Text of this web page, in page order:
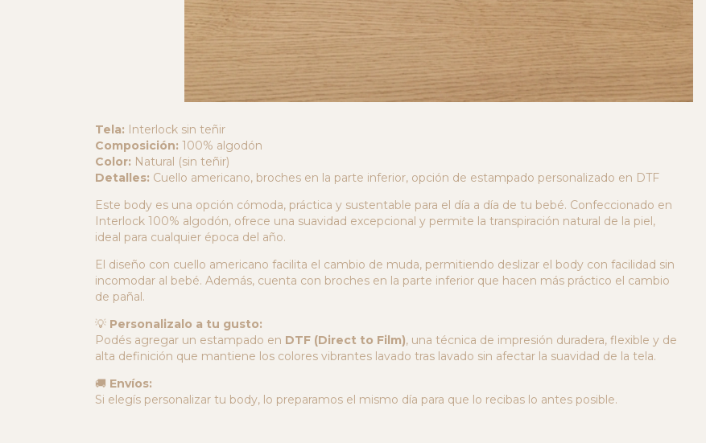
Tela: Interlock sin teñir
Composición: 100% algodón
Color: Natural (sin teñir)
Detalles: Cuello americano, broches en la parte inferior, opción de estampado personalizado en DTF
Este body es una opción cómoda, práctica y sustentable para el día a día de tu bebé. Confeccionado en
Interlock 100% algodón, ofrece una suavidad excepcional y permite la transpiración natural de la piel,
ideal para cualquier época del año.
El diseño con cuello americano facilita el cambio de muda, permitiendo deslizar el body con facilidad sin
incomodar al bebé. Además, cuenta con broches en la parte inferior que hacen más práctico el cambio
de pañal.
💡 Personalizalo a tu gusto:
Podés agregar un estampado en DTF (Direct to Film), una técnica de impresión duradera, flexible y de
alta definición que mantiene los colores vibrantes lavado tras lavado sin afectar la suavidad de la tela.
🚚 Envíos:
Si elegís personalizar tu body, lo preparamos el mismo día para que lo recibas lo antes posible.